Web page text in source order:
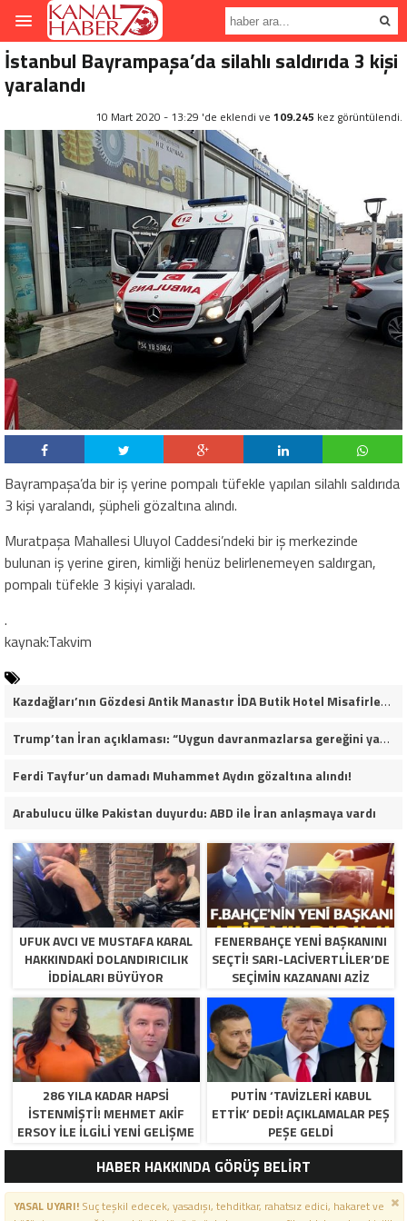
İstanbul Bayrampaşa’da silahlı saldırıda 3 kişi
yaralandı
10 Mart 2020 - 13:29 'de eklendi ve 109.245 kez görüntülendi.
Bayrampaşa’da bir iş yerine pompalı tüfekle yapılan silahlı saldırıda
3 kişi yaralandı, şüpheli gözaltına alındı.
Muratpaşa Mahallesi Uluyol Caddesi’ndeki bir iş merkezinde
bulunan iş yerine giren, kimliği henüz belirlenemeyen saldırgan,
pompalı tüfekle 3 kişiyi yaraladı.
.
kaynak:Takvim
Kazdağları’nın Gözdesi Antik Manastır İDA Butik Hotel Misafirlerinden Tam Not Alıyor
Trump’tan İran açıklaması: “Uygun davranmazlarsa gereğini yaparım”
Ferdi Tayfur’un damadı Muhammet Aydın gözaltına alındı!
Arabulucu ülke Pakistan duyurdu: ABD ile İran anlaşmaya vardı
UFUK AVCI VE MUSTAFA KARAL
HAKKINDAKI DOLANDIRICILIK
İDDIALARI BÜYÜYOR
FENERBAHÇE YENI BAŞKANINI
SEÇTI! SARI-LACIVERTLILER’DE
SEÇIMIN KAZANANI AZIZ
YILDIRIM OLDU
286 YILA KADAR HAPSI
ISTENMIŞTI! MEHMET AKIF
ERSOY ILE ILGILI YENI GELIŞME
PUTIN ‘TAVIZLERI KABUL
ETTIK’ DEDI! AÇIKLAMALAR PEŞ
PEŞE GELDI
HABER HAKKINDA GÖRÜŞ BELİRT
YASAL UYARI!Suç teşkil edecek, yasadışı, tehditkar, rahatsız edici, hakaret ve